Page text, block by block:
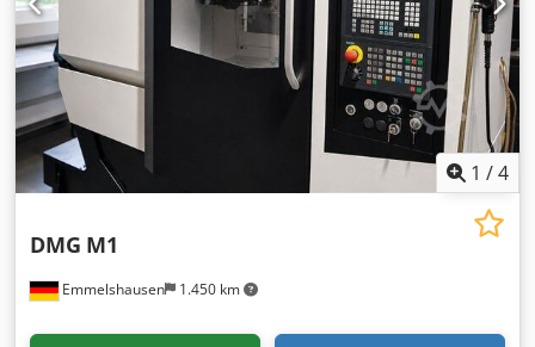
1 /4
Emmelshausen 1.450 km
DMG M1